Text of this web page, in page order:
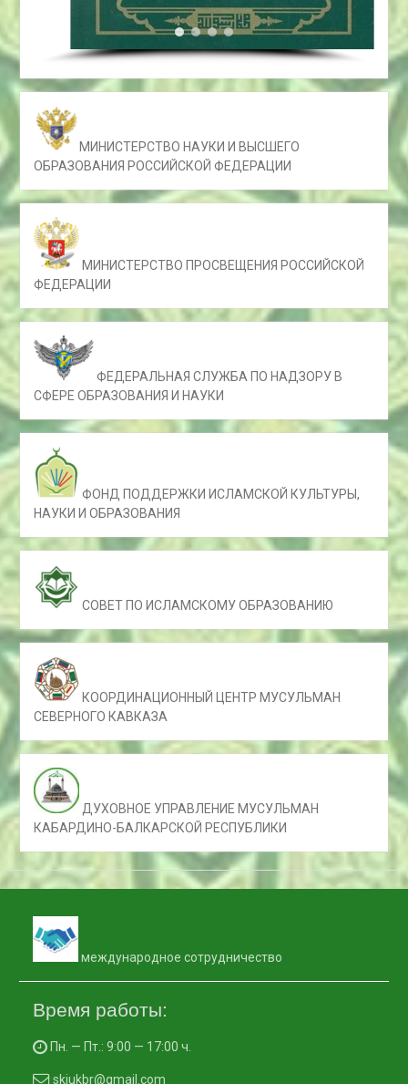
МИНИСТЕРСТВО НАУКИ И ВЫСШЕГО
ОБРАЗОВАНИЯ РОССИЙСКОЙ ФЕДЕРАЦИИ
МИНИСТЕРСТВО ПРОСВЕЩЕНИЯ РОССИЙСКОЙ
ФЕДЕРАЦИИ
ФЕДЕРАЛЬНАЯ СЛУЖБА ПО НАДЗОРУ В
СФЕРЕ ОБРАЗОВАНИЯ И НАУКИ
ФОНД ПОДДЕРЖКИ ИСЛАМСКОЙ КУЛЬТУРЫ,
НАУКИ И ОБРАЗОВАНИЯ
СОВЕТ ПО ИСЛАМСКОМУ ОБРАЗОВАНИЮ
КООРДИНАЦИОННЫЙ ЦЕНТР МУСУЛЬМАН
СЕВЕРНОГО КАВКАЗА
ДУХОВНОЕ УПРАВЛЕНИЕ МУСУЛЬМАН
КАБАРДИНО-БАЛКАРСКОЙ РЕСПУБЛИКИ
международное сотрудничество
Время работы:
Пн. — Пт.: 9:00 — 17:00 ч.
skiukbr@gmail.com